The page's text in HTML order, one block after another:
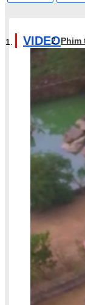
VIDEOPhim